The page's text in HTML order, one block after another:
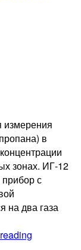
измерения
в
зонах. ИГ-12
с
на два газа